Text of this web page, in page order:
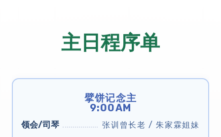
主日程序单
擘饼记念主
9:00AM
领会/司琴 张训曾长老 / 朱家霖姐妹